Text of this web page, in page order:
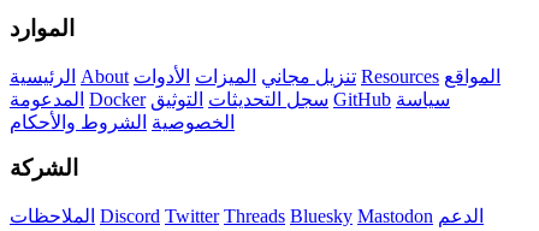
الموارد
الرئيسية About تنزيل مجاني الميزات الأدوات Resources المواقع
المدعومة Docker سجل التحديثات التوثيق GitHub سياسة
الخصوصية الشروط والأحكام
الشركة
الملاحظات Discord Twitter Threads Bluesky Mastodon الدعم